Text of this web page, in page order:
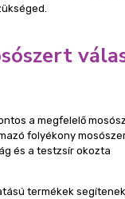
a megfelelő
folyékony
és a testzsír okozta
termékek